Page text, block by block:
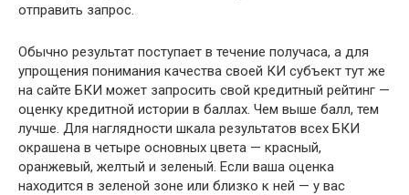
отправить запрос.
Обычно результат поступает в течение получаса, а для
упрощения понимания качества своей КИ субъект тут же
на сайте БКИ может запросить свой кредитный рейтинг —
оценку кредитной истории в баллах. Чем выше балл, тем
лучше. Для наглядности шкала результатов всех БКИ
окрашена в четыре основных цвета — красный,
оранжевый, желтый и зеленый. Если ваша оценка
находится в зеленой зоне или близко к ней — у вас